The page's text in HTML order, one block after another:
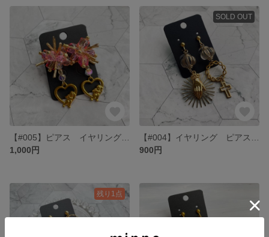
1,000円
SOLD OUT
900円
残り1点